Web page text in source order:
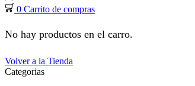
0 Carrito de compras
No hay productos en el carro.
Volver a la Tienda
Categorias